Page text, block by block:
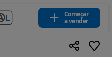
Começar
a vender